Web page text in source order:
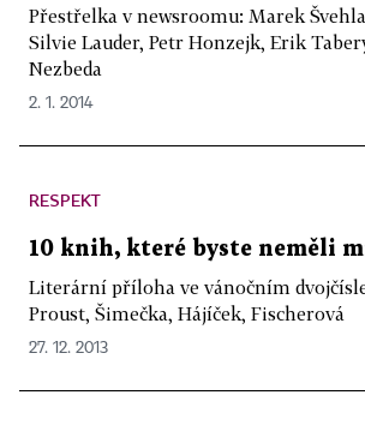
Přestřelka v newsroomu: Marek
Silvie Lauder, Petr Honzejk, Erik
Nezbeda
2. 1. 2014
RESPEKT
10 knih, které byste neměli
Literární příloha ve vánočním
Proust, Šimečka, Hájíček, Fischerová
27. 12. 2013